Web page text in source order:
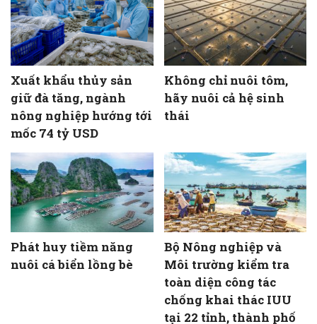
Xuất khẩu thủy sản
giữ đà tăng, ngành
nông nghiệp hướng tới
mốc 74 tỷ USD
Không chỉ nuôi tôm,
hãy nuôi cả hệ sinh
thái
Phát huy tiềm năng
nuôi cá biển lồng bè
Bộ Nông nghiệp và
Môi trường kiểm tra
toàn diện công tác
chống khai thác IUU
tại 22 tỉnh, thành phố